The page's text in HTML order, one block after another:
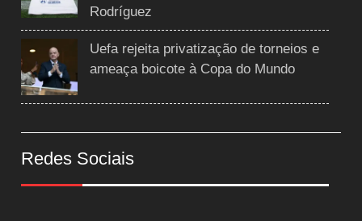
Rodríguez
Uefa rejeita privatização de torneios e
ameaça boicote à Copa do Mundo
Redes Sociais